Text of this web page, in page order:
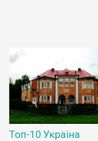
Топ-10 Україна